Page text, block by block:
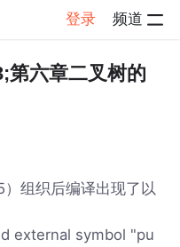
登录 频道
六章二叉树的
组织后编译出现了以
external symbol "pu